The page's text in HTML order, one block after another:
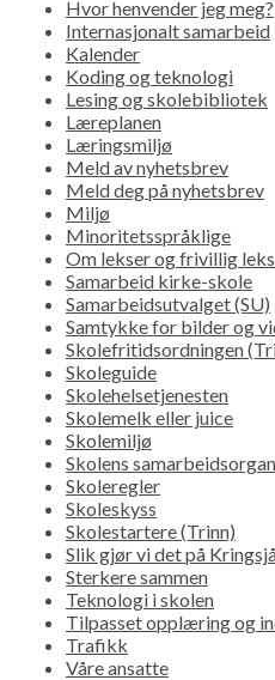
Hvor henvender jeg meg?
Internasjonalt samarbeid
Kalender
Koding og teknologi
Lesing og skolebibliotek
Læreplanen
Læringsmiljø
Meld av nyhetsbrev
Meld deg på nyhetsbrev
Miljø
Minoritetsspråklige
Om lekser og frivillig
Samarbeid kirke-skole
Samarbeidsutvalget (SU)
Samtykke for bilder og
Skolefritidsordningen
Skoleguide
Skolehelsetjenesten
Skolemelk eller juice
Skolemiljø
Skolens
Skoleregler
Skoleskyss
Skolestartere (Trinn)
Slik gjør vi det på
Sterkere sammen
Teknologi i skolen
Tilpasset opplæring og
Trafikk
Våre ansatte